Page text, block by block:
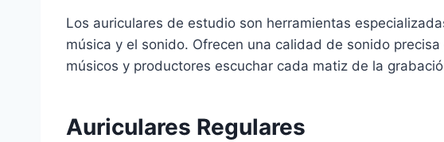
Los auriculares de estudio son herramientas
música y el sonido. Ofrecen una calidad de sonido
músicos y productores escuchar cada matiz de la
Auriculares Regulares